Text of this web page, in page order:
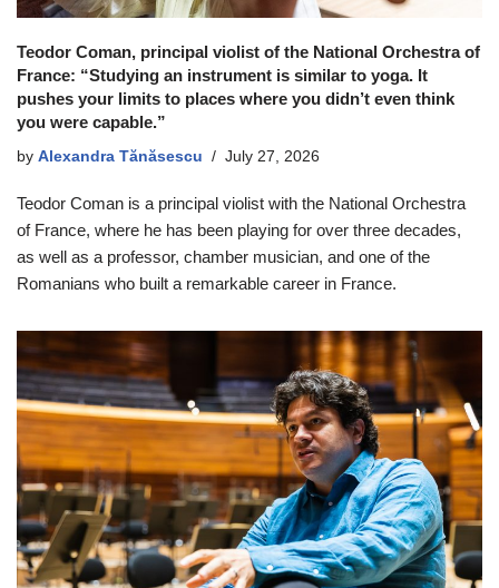
Teodor Coman, principal violist of the National Orchestra of
France: “Studying an instrument is similar to yoga. It
pushes your limits to places where you didn’t even think
you were capable.”
by Alexandra Tănăsescu July 27, 2026
Teodor Coman is a principal violist with the National Orchestra
of France, where he has been playing for over three decades,
as well as a professor, chamber musician, and one of the
Romanians who built a remarkable career in France.